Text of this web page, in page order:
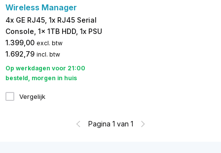
Wireless Manager
4x GE RJ45, 1x RJ45 Serial
Console, 1x 1TB HDD, 1x PSU
1.399,00 excl. btw
1.692,79 incl. btw
Op werkdagen voor 21:00
besteld, morgen in huis
Vergelijk
Pagina 1 van 1